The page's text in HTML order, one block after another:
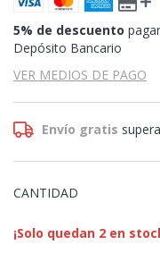
5% de descuento
Depósito Bancario
VER MEDIOS DE PAGO
Envío gratis
CANTIDAD
¡Solo quedan 2 en